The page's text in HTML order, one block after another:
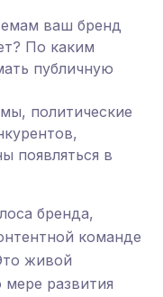
ваш бренд
По каким
публичную
политические
появляться в
бренда,
команде
живой
развития